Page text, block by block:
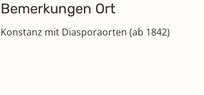
Bemerkungen Ort
Konstanz mit Diasporaorten (ab 1842)